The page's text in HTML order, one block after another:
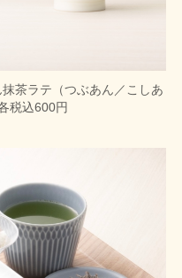
茶ラテ（つぶあん／こしあ
税込600円